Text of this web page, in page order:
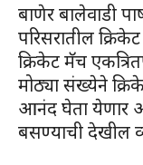
बाणेर बालेवाडी
परिसरातील
क्रिकेट मॅच
मोठ्या संख्येने
आनंद घेता येणार
बसण्याची देखील